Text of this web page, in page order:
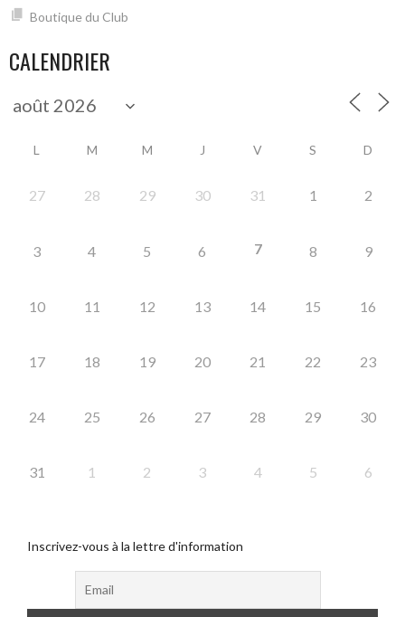
Boutique du Club
CALENDRIER
L M M J V S D
27 28 29 30 31 1 2
3 4 5 6 7 8 9
10 11 12 13 14 15 16
17 18 19 20 21 22 23
24 25 26 27 28 29 30
31 1 2 3 4 5 6
Inscrivez-vous à la lettre d'information